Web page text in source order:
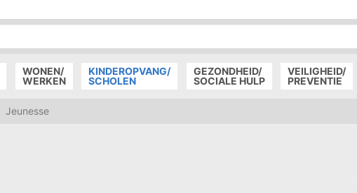
WONEN/
WERKEN
KINDEROPVANG/
SCHOLEN
GEZONDHEID/
SOCIALE HULP
VEILIGHEID/
PREVENTIE
Jeunesse